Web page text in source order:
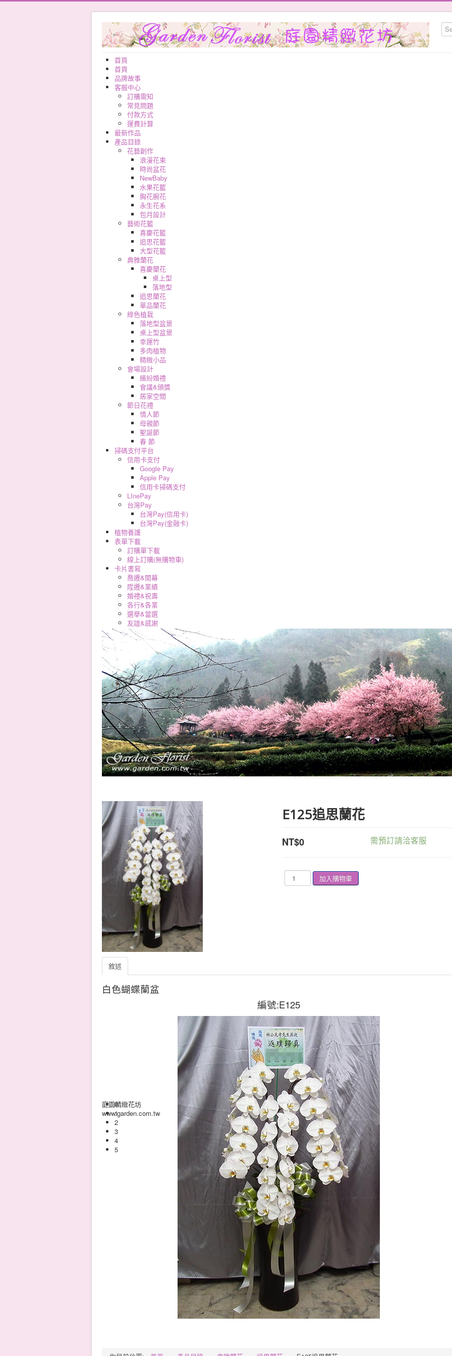
首頁
首頁
品牌故事
客服中心
訂購需知
常見問題
付款方式
運費計算
最新作品
產品目錄
花藝創作
浪漫花束
時尚盆花
NewBaby
水果花籃
胸花腕花
永生花系
包月設計
藝術花籃
喜慶花籃
追思花籃
大型花籃
典雅蘭花
喜慶蘭花
桌上型
落地型
追思蘭花
單品蘭花
綠色植栽
落地型盆景
桌上型盆景
幸運竹
多肉植物
精緻小品
會場設計
繽紛婚禮
會議&頒獎
居家空間
節日花禮
情人節
母親節
聖誕節
春 節
掃碼支付平台
信用卡支付
Google Pay
Apple Pay
信用卡掃碼支付
LInePay
台灣Pay
台灣Pay(信用卡)
台灣Pay(金融卡)
植物養護
表單下載
訂購單下載
線上訂購(無購物車)
卡片書寫
喬遷&開幕
陞遷&業績
婚禮&祝壽
各行&各業
選舉&當選
友誼&感謝
男孩&女孩
各式敬輓詞
庭園精緻花坊
www.garden.com.tw
0
1
2
3
4
5
E125追思蘭花
NT$0 需預訂請洽客服
敘述
白色蝴蝶蘭盆
編號:E125